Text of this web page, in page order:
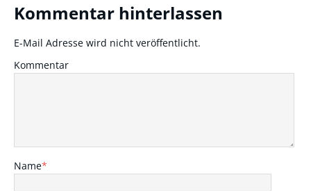
Kommentar hinterlassen
E-Mail Adresse wird nicht veröffentlicht.
Kommentar
Name*